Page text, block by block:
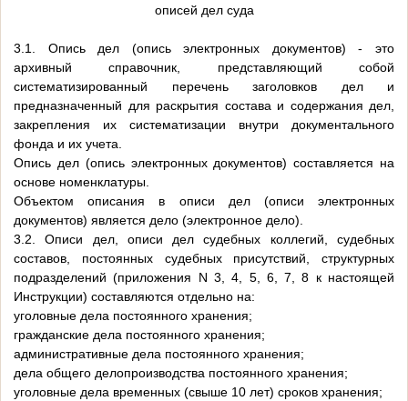
описей дел суда
3.1. Опись дел (опись электронных документов) - это
архивный справочник, представляющий собой
систематизированный перечень заголовков дел и
предназначенный для раскрытия состава и содержания дел,
закрепления их систематизации внутри документального
фонда и их учета.
Опись дел (опись электронных документов) составляется на
основе номенклатуры.
Объектом описания в описи дел (описи электронных
документов) является дело (электронное дело).
3.2. Описи дел, описи дел судебных коллегий, судебных
составов, постоянных судебных присутствий, структурных
подразделений (приложения N 3, 4, 5, 6, 7, 8 к настоящей
Инструкции) составляются отдельно на:
уголовные дела постоянного хранения;
гражданские дела постоянного хранения;
административные дела постоянного хранения;
дела общего делопроизводства постоянного хранения;
уголовные дела временных (свыше 10 лет) сроков хранения;